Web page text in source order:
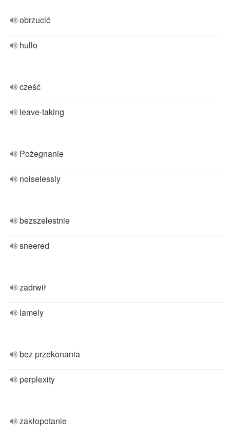
obrzucić
hullo
cześć
leave-taking
Pożegnanie
noiselessly
bezszelestnie
sneered
zadrwił
lamely
bez przekonania
perplexity
zakłopotanie